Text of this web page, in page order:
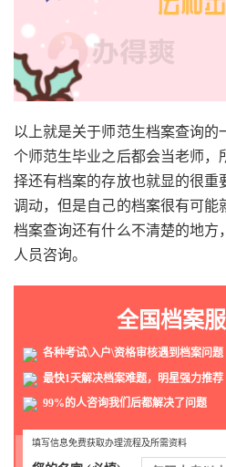
以上就是关于师范生档案查询的
个师范生毕业之后都会当老师，
择还有档案的存放也就显的很重
调动，但是自己的档案很有可能
档案查询还有什么不清楚的地方
人员咨询。
全国档案
各种考试\入户\资格审核遇到档案问题
最快1天解决档案难题，明星强力推荐
99%的人咨询我们后都解决了问题
填写信息免费获取办理流程及所需资料